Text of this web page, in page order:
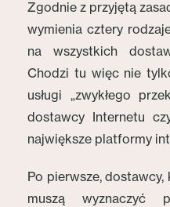
Zgodnie z przyjętą
wymienia cztery
na wszystkich
Chodzi tu więc nie
usługi „zwykłego
dostawcy Internetu
największe platformy
Po pierwsze,
muszą wyznaczyć